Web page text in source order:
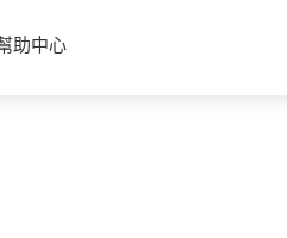
助中心